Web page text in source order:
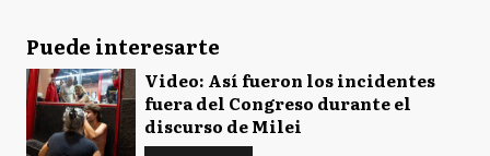
Puede interesarte
Video: Así fueron los incidentes
fuera del Congreso durante el
discurso de Milei